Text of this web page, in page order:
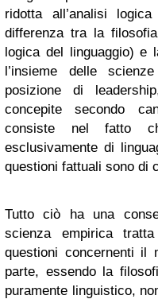
ridotta all’analisi
differenza tra la
logica del linguaggio) e
l’insieme delle
posizione di
concepite secondo
consiste nel fatto
esclusivamente di
questioni fattuali sono di
Tutto ciò ha una
scienza empirica
questioni concernenti il
parte, essendo la
puramente linguistico,